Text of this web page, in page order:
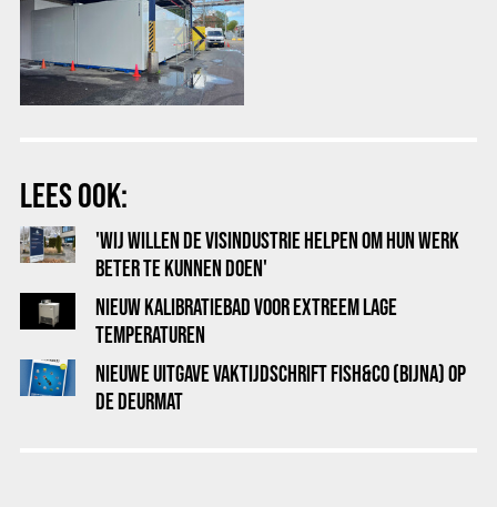
LEES OOK:
'WIJ WILLEN DE VISINDUSTRIE HELPEN OM HUN WERK
BETER TE KUNNEN DOEN'
NIEUW KALIBRATIEBAD VOOR EXTREEM LAGE
TEMPERATUREN
NIEUWE UITGAVE VAKTIJDSCHRIFT FISH&CO (BIJNA) OP
DE DEURMAT